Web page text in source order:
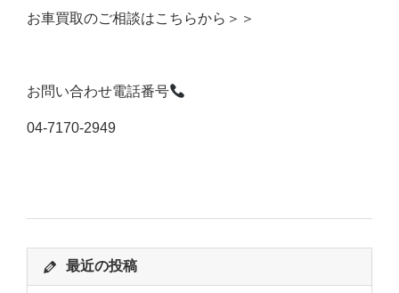
お車買取のご相談はこちらから＞＞
お問い合わせ電話番号
04-7170-2949
最近の投稿